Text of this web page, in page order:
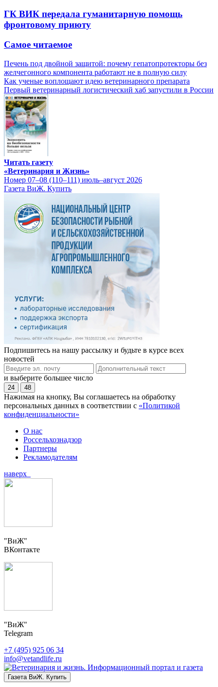
ГК ВИК передала гуманитарную помощь
фронтовому приюту
Самое читаемое
Печень под двойной защитой: почему гепатопротекторы без
желчегонного компонента работают не в полную силу
Как ученые воплощают идею ветеринарного препарата
Первый ветеринарный логистический хаб запустили в России
Читать газету
«Ветеринария и Жизнь»
Номер 07–08 (110–111) июль–август 2026
Газета ВиЖ. Купить
Подпишитесь на нашу рассылку и будьте в курсе всех
новостей
и выберите большее число
24 48
Нажимая на кнопку, Вы соглашаетесь на обработку
персональных данных в соответствии с «Политикой
конфиденциальности»
О нас
Россельхознадзор
Партнеры
Рекламодателям
наверх
"ВиЖ"
ВКонтакте
"ВиЖ"
Telegram
+7 (495) 925 06 34
info@vetandlife.ru
Газета ВиЖ. Купить